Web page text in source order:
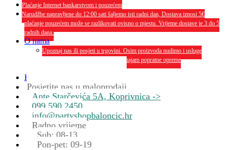
Plaćanje Internet bankarstvom i pouzećem
Narudžbe napravljene do 12:00 sati šaljemo isti radni dan, Dostava iznosi 5€
plaćanje pouzećem može se razlikovati ovisno o mjestu. Vrijeme dostave je 3 do 5
radnih dana.
O nama
Upoznaj nas ili posjeti u trgovini. Osim proizvoda nudimo i usluge
dekoriranja interijera i eksterija te najam popratne opreme
Kontakt
Posjetite nas u maloprodaji
Ante Starčevića 5A, Koprivnica ->
099 590 2450
info@partyshopbaloncic.hr
Radno vrijeme
Sub: 08-13
Pon-pet: 09-19